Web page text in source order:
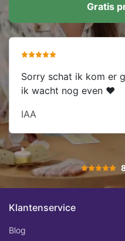
Gratis
Sorry schat ik kom er
ik wacht nog even ❤️
IAA
Klantenservice
Blog